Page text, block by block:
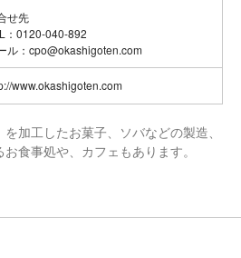
せ先
：0120-040-892
ル：cpo@okashigoten.com
www.okashigoten.com
加工したお菓子、ソバなどの製造、
食事処や、カフェもあります。